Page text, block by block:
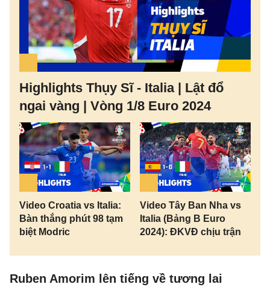
Highlights Thụy Sĩ - Italia | Lật đổ
ngai vàng | Vòng 1/8 Euro 2024
Video Croatia vs Italia:
Bàn thắng phút 98 tạm
biệt Modric
Video Tây Ban Nha vs
Italia (Bảng B Euro
2024): ĐKVĐ chịu trận
Ruben Amorim lên tiếng về tương lai